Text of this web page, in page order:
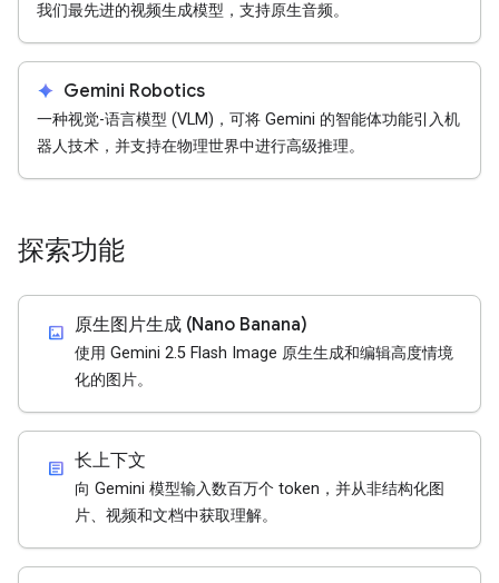
我们最先进的视频生成模型，支持原生音频。
spark Gemini Robotics
一种视觉-语言模型 (VLM)，可将 Gemini 的智能体功能引入机
器人技术，并支持在物理世界中进行高级推理。
探索功能
imagesmode 原生图片生成 (Nano Banana)
使用 Gemini 2.5 Flash Image 原生生成和编辑高度情境
化的图片。
article 长上下文
向 Gemini 模型输入数百万个 token，并从非结构化图
片、视频和文档中获取理解。